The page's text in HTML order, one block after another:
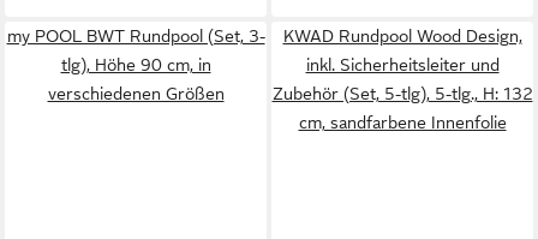
my POOL BWT Rundpool (Set, 3-
tlg), Höhe 90 cm, in
verschiedenen Größen
KWAD Rundpool Wood Design,
inkl. Sicherheitsleiter und
Zubehör (Set, 5-tlg), 5-tlg., H: 132
cm, sandfarbene Innenfolie